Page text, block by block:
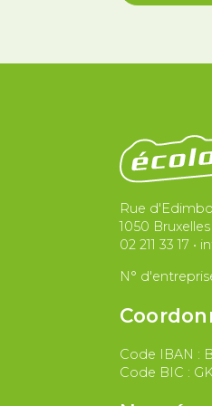
Rue
1050 Bruxelles
02 211 33 17 •
N°
Code IBAN :
Code BIC :